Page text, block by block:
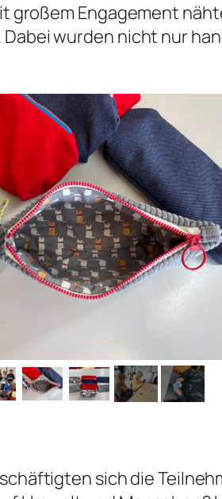
großem Engagement
wurden nicht nur
sich die